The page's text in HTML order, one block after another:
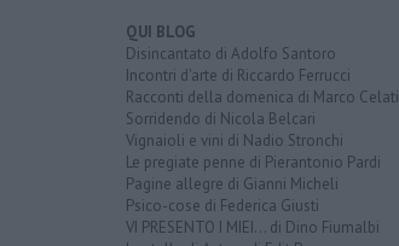
QUI BLOG
Disincantato di Adolfo Santoro
Incontri d'arte di Riccardo Ferrucci
Racconti della domenica di Marco Celati
Sorridendo di Nicola Belcari
Vignaioli e vini di Nadio Stronchi
Le pregiate penne di Pierantonio Pardi
Pagine allegre di Gianni Micheli
Psico-cose di Federica Giusti
VI PRESENTO I MIEI... di Dino Fiumalbi